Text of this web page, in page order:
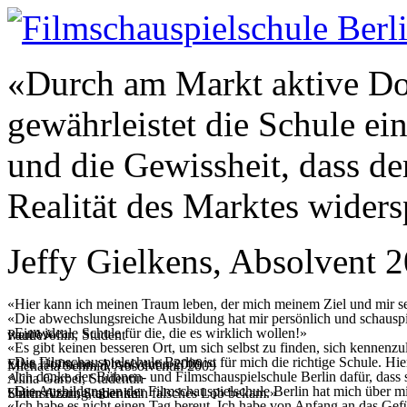
«Durch am Markt aktive
gewährleistet die Schule
und die Gewissheit, dass
Realität des Marktes
Jeffy Gielkens, Absolvent
«Hier kann ich meinen Traum leben, der mich meinem Ziel und mir
Paul Wollin, Student
«Die abwechslungsreiche Ausbildung hat mir persönlich und
werde.»
Michaela Schmid, Absolventin 2009
«Eine ideale Schule für die, die es wirklich wollen!»
Elisa Hofmann, Absolventin 2009
«Es gibt keinen besseren Ort, um sich selbst zu finden, sich
Alina Garber, Studentin
«Die Filmschauspielschule Berlin ist für mich die richtige Schule.
Shirin Azari, Studentin
«Ich danke der Bühnen- und Filmschauspielschule Berlin dafür,
Unterstützung, aber kein falsches Lob bekam.»
«Die Ausbildung an der Filmschauspielschule Berlin hat mich über